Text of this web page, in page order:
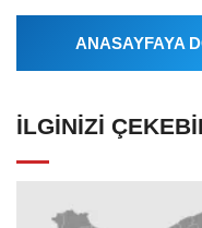
ANASAYFAYA
İLGINIZI